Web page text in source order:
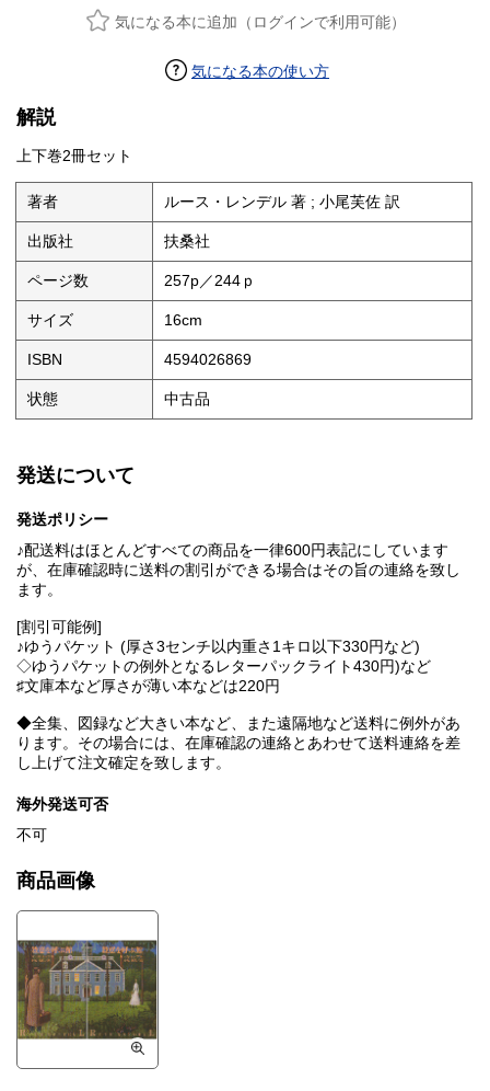
気になる本に追加（ログインで利用可能）
気になる本の使い方
解説
上下巻2冊セット
著者 ルース・レンデル 著 ; 小尾芙佐 訳
出版社 扶桑社
ページ数 257p／244ｐ
サイズ 16cm
ISBN 4594026869
状態 中古品
発送について
発送ポリシー
♪配送料はほとんどすべての商品を一律600円表記にしています
が、在庫確認時に送料の割引ができる場合はその旨の連絡を致し
ます。
[割引可能例]
♪ゆうパケット (厚さ3センチ以内重さ1キロ以下330円など)
◇ゆうパケットの例外となるレターパックライト430円)など
♯文庫本など厚さが薄い本などは220円
◆全集、図録など大きい本など、また遠隔地など送料に例外があ
ります。その場合には、在庫確認の連絡とあわせて送料連絡を差
し上げて注文確定を致します。
海外発送可否
不可
商品画像